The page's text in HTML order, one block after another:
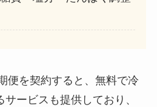
便を契約すると、無料で冷
ービスも提供しており、